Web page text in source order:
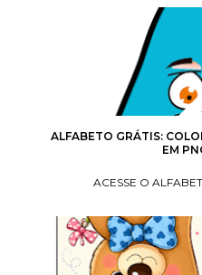
ALFABETO GRÁTIS:
EM
ACESSE O